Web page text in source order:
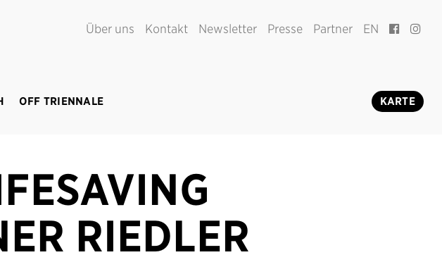
Über uns Kontakt Newsletter Presse Partner EN
OFF TRIENNALE KARTE
RIEDLER